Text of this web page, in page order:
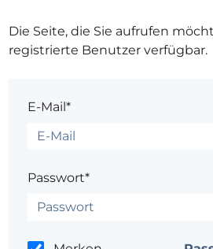
Die Seite, die Sie aufrufen
registrierte Benutzer verfügbar.
E-Mail*
Passwort*